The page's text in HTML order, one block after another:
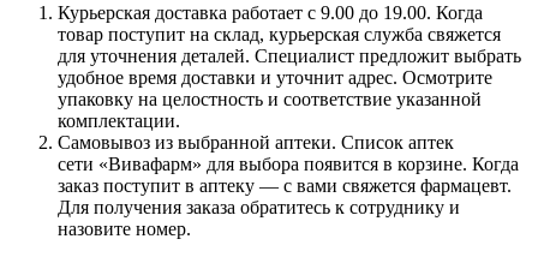
Курьерская доставка работает с 9.00 до 19.00. Когда
товар поступит на склад, курьерская служба свяжется
для уточнения деталей. Специалист предложит выбрать
удобное время доставки и уточнит адрес. Осмотрите
упаковку на целостность и соответствие указанной
комплектации.
Самовывоз из выбранной аптеки. Список аптек
сети «Вивафарм» для выбора появится в корзине. Когда
заказ поступит в аптеку — с вами свяжется фармацевт.
Для получения заказа обратитесь к сотруднику и
назовите номер.